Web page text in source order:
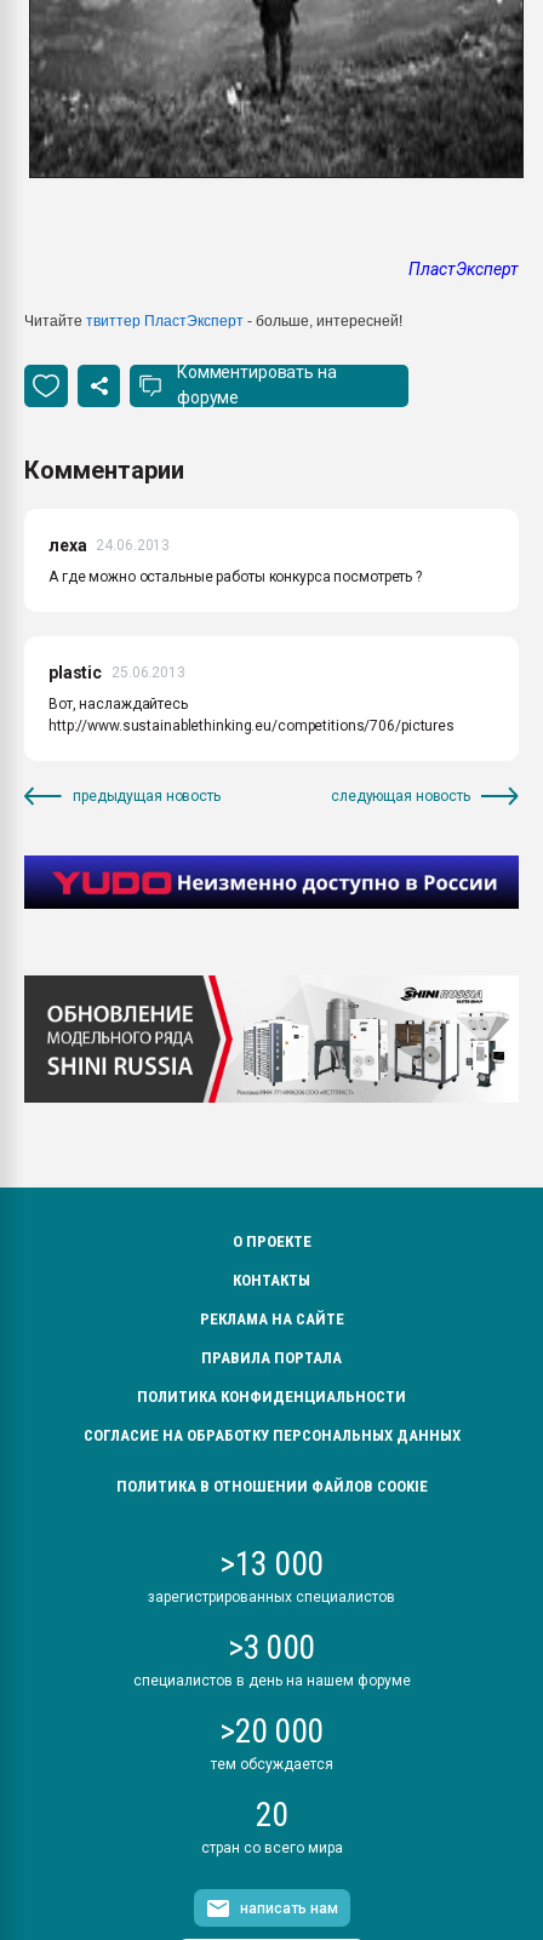
ПластЭксперт
Читайте твиттер ПластЭксперт - больше, интересней!
Комментировать на
форуме
Комментарии
леха
24.06.2013
А где можно остальные работы конкурса посмотреть ?
plastic
25.06.2013
Вот, наслаждайтесь
http://www.sustainablethinking.eu/competitions/706/pictures
предыдущая новость следующая новость
О ПРОЕКТЕ
КОНТАКТЫ
РЕКЛАМА НА САЙТЕ
ПРАВИЛА ПОРТАЛА
ПОЛИТИКА КОНФИДЕНЦИАЛЬНОСТИ
СОГЛАСИЕ НА ОБРАБОТКУ ПЕРСОНАЛЬНЫХ ДАННЫХ
ПОЛИТИКА В ОТНОШЕНИИ ФАЙЛОВ COOKIE
>13 000
зарегистрированных специалистов
>3 000
специалистов в день на нашем форуме
>20 000
тем обсуждается
20
стран со всего мира
написать нам